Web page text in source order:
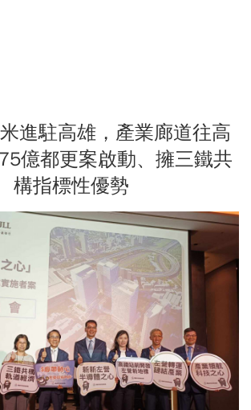
進駐高雄，產業廊道往高
億都更案啟動、擁三鐵共
構指標性優勢